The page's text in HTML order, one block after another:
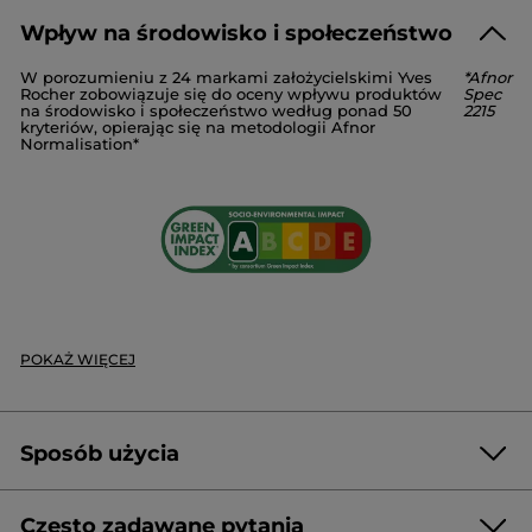
Kod produktu: 54214
GLYCERIN
SODIUM METHYL COCOYL TAURATE
SODIUM COCOYL ISETHIONATE
DECYL GLUCOSIDE
PARFUM/FRAGRANCE
SODIUM BENZOATE
POTASSIUM SORBATE
#NaszeZobowiazania
Wpływ na środowisko i społeczeństwo
W porozumieniu z 24 markami założycielskimi Yves
Rocher zobowiązuje się do oceny wpływu produktów
na środowisko i społeczeństwo według ponad 50
kryteriów, opierając się na metodologii Afnor
Normalisation*
*Afnor
Spec
2215
POKAŻ WIĘCEJ
Sposób użycia
Często zadawane pytania